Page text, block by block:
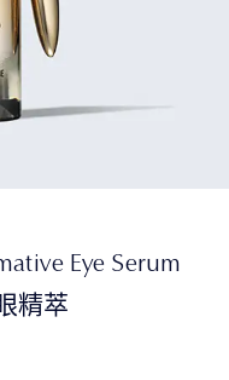
Eye Serum
精萃